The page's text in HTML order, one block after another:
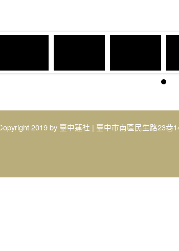
2019 by 臺中蓮社 | 臺中市南區民生路23巷